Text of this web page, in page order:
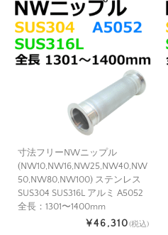
寸法フリーNWニップル
(NW10,NW16,NW25,NW40,NW
50,NW80,NW100) ステンレス
SUS304 SUS316L アルミ A5052
全長：1301〜1400mm
¥46,310(税込)